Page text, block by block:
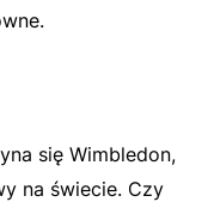
się Wimbledon,
na świecie. Czy